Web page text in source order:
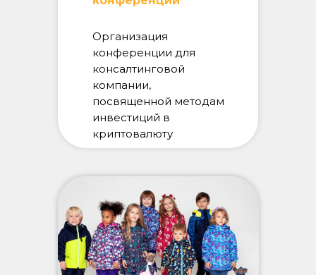
Организация
конференции для
консалтинговой
компании,
посвященной методам
инвестиций в
криптовалюту